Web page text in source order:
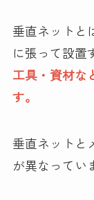
垂直ネットと
に張って設置
工具・資材な
す。
垂直ネットと
が異なってい